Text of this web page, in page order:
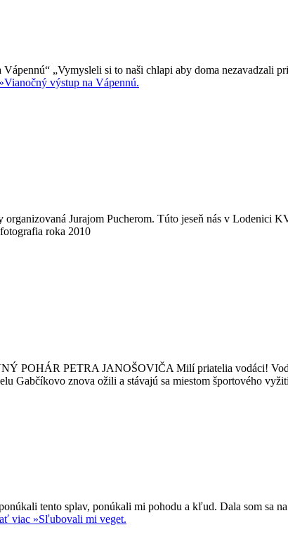
„Vymysleli si to naši chlapi aby doma nezavadzali
Vianočný výstup na Vápennú.
Jurajom Pucherom. Túto jeseň nás v Lodenici
roka 2010
PETRA JANOŠOVIČA Milí priatelia vodáci!
Gabčíkovo znova ožili a stávajú sa miestom športového
tento splav, ponúkali mi pohodu a kľud. Dala som sa
viac »Sľubovali mi veget.